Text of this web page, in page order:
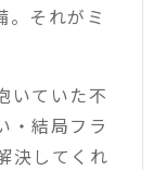
。それがミ
いていた不
・結局フラ
決してくれ